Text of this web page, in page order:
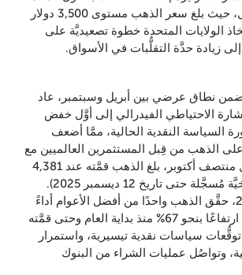
الآمن خلال شهر أبريل، حيث بلغ سعر الذهب مستوى 3,500 دولار
الولايات المتحدة خطوة تصعيديَّة على
زيادة حدَّة التقلُّبات في الأسواق.
نطاق عرضي بين أبريل وسبتمبر، عاد
الاحتياطي الفيدرالي إلى أوَّل خفض
السياسة النقدية الحالية، ممَّا أضعف
الذهب من قِبل المستثمرين العالميين مع
تراجُع العوائد. وبحلول منتصف أكتوبر، بلغ الذهب قمَّته عند 4,381
دولار (أعلى قمَّة تاريخيَّة مُسجَّلة حتى تاريخ 12 ديسمبر 2025).
وبحلول ديسمبر 2025، حقَّق الذهب واحدًا من أفضل الأعوام أداءً
على الإطلاق، مُسجِّلًا ارتفاعًا بنحو 67% منذ بداية العام وحتى قمَّته
سياسات نقدية تيسيرية، واستمرار
وتواصُل عمليات الشراء من البنوك